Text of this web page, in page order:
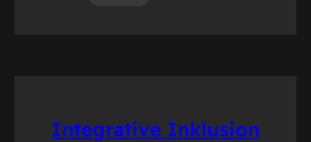
Integrative Inklusion